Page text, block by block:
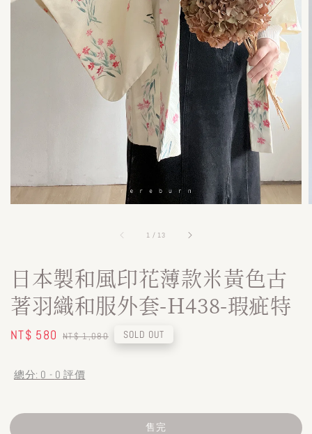
1 / 13
日本製和風印花薄款米黃色古
著羽織和服外套-H438-瑕疵特
Sale
NT$ 580 Regular
NT$ 1,080 SOLD OUT
總分: 0 - 0 評價
售完